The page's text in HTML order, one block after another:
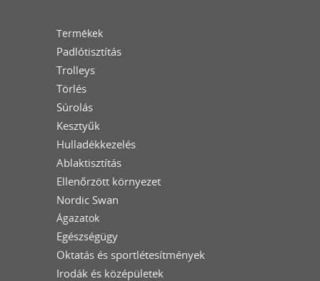
Termékek
Padlótisztítás
Trolleys
Törlés
Súrolás
Kesztyűk
Hulladékkezelés
Ablaktisztítás
Ellenőrzött környezet
Nordic Swan
Ágazatok
Egészségügy
Oktatás és sportlétesítmények
Irodák és középületek